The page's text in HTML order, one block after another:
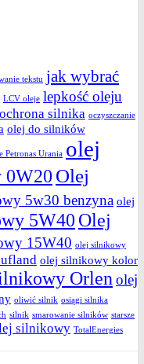
tekstu jak wybrać
LCV oleje lepkość oleju
ochrona silnika oczyszczanie
olej do silników
Petronas Urania olej
0W20 Olej
5w30 benzyna olej
5W40 Olej
15W40 olej silnikowy
olej silnikowy kolor
Orlen olej
oliwić silnik osiągi silnika
silnik smarowanie silników starsze
silnikowy TotalEnergies